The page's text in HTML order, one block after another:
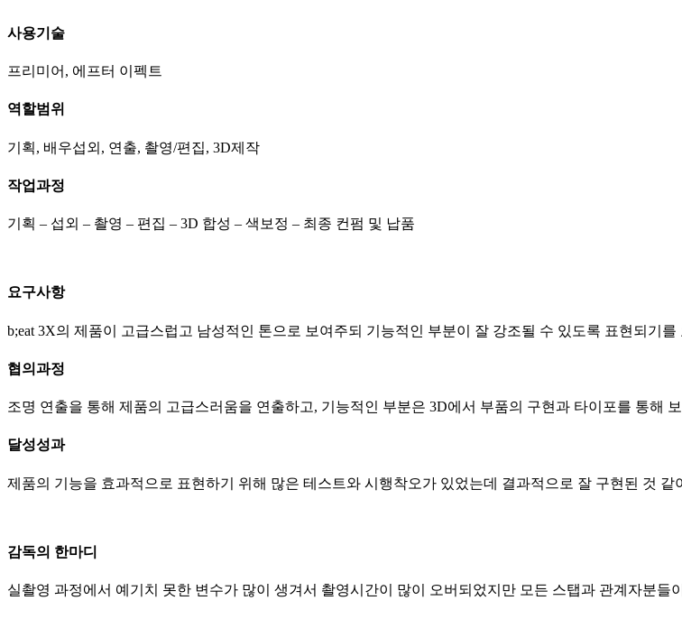
사용기술
프리미어, 에프터 이펙트
역할범위
기획, 배우섭외, 연출, 촬영/편집, 3D제작
작업과정
기획 – 섭외 – 촬영 – 편집 – 3D 합성 – 색보정 – 최종 컨펌 및 납품
요구사항
b;eat 3X의 제품이 고급스럽고 남성적인 톤으로 보여주되 기능적인 부분이 잘 강조될 수 있도록 표현되기를
협의과정
조명 연출을 통해 제품의 고급스러움을 연출하고, 기능적인 부분은 3D에서 부품의 구현과 타이포를 통해
달성성과
제품의 기능을 효과적으로 표현하기 위해 많은 테스트와 시행착오가 있었는데 결과적으로 잘 구현된 것 같
감독의 한마디
실촬영 과정에서 예기치 못한 변수가 많이 생겨서 촬영시간이 많이 오버되었지만 모든 스탭과 관계자분들